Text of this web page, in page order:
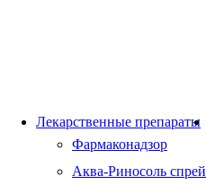
Лекарственные препараты
Фармаконадзор
Аква-Риносоль спрей